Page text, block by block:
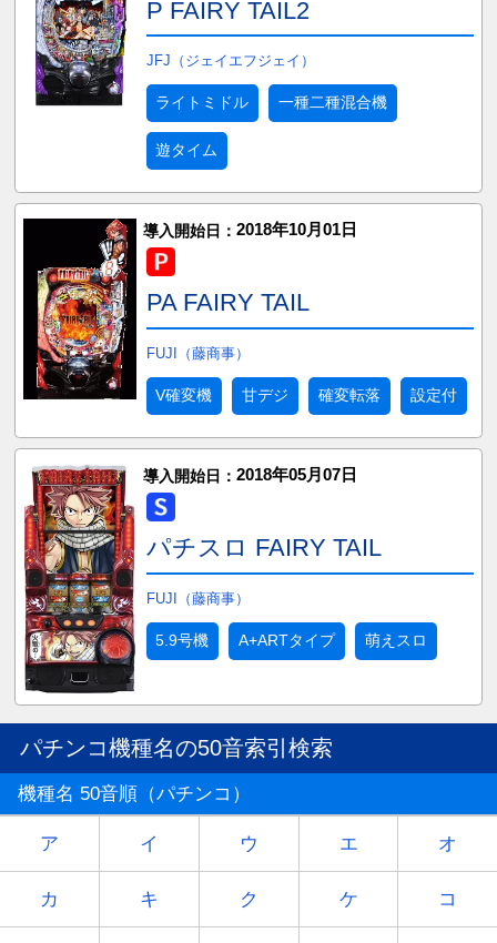
P FAIRY TAIL2
JFJ（ジェイエフジェイ）
ライトミドル 一種二種混合機
遊タイム
導入開始日： 2018年10月01日
PA FAIRY TAIL
FUJI（藤商事）
V確変機 甘デジ 確変転落 設定付
導入開始日： 2018年05月07日
パチスロ FAIRY TAIL
FUJI（藤商事）
5.9号機 A+ARTタイプ 萌えスロ
パチンコ機種名の50音索引検索
機種名 50音順（パチンコ）
ア イ ウ エ オ
カ キ ク ケ コ